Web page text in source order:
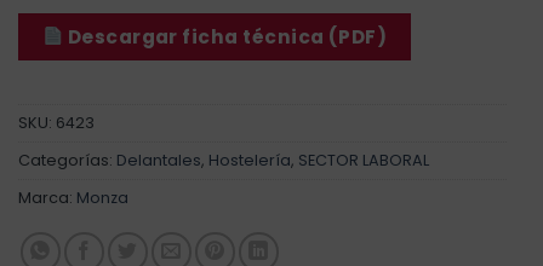
Descargar ficha técnica (PDF)
SKU: 6423
Categorías: Delantales, Hostelería, SECTOR LABORAL
Marca: Monza